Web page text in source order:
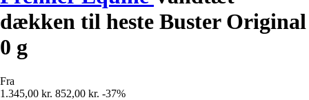
dækken til heste Buster Original
0 g
Fra
1.345,00 kr. 852,00 kr. -37%